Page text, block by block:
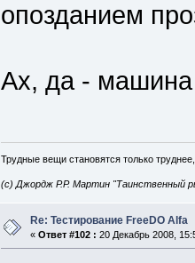
опозданием
Ах, да -
Трудные вещи становятся только
(с) Джордж Р.Р. Мартин "Таинственный
Re: Тестирование FreeDO Alfa
« Ответ #102 : 20 Декабрь 2008,